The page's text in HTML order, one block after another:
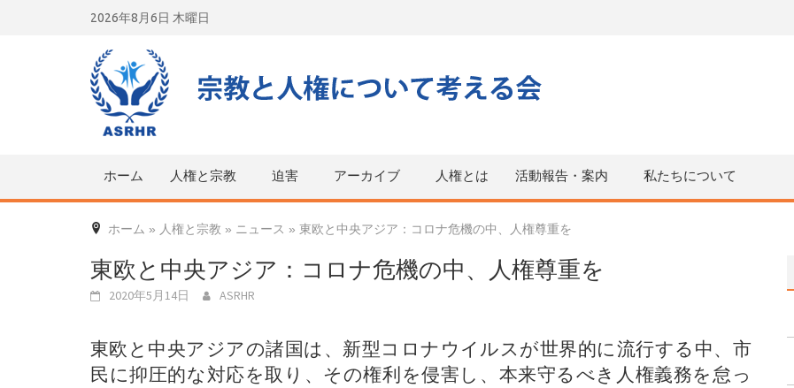
2026年8月6日 木曜日
ホーム 人権と宗教 迫害 アーカイブ 人権とは 活動報告・案内 私たちについて
ホーム » 人権と宗教 » ニュース » 東欧と中央アジア：コロナ危機の中、人権尊重を
東欧と中央アジア：コロナ危機の中、人権尊重を
2020年5月14日 ASRHR
東欧と中央アジアの諸国は、新型コロナウイルスが世界的に流行する中、市
民に抑圧的な対応を取り、その権利を侵害し、本来守るべき人権義務を怠っ